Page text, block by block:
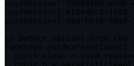
// Detect variant from